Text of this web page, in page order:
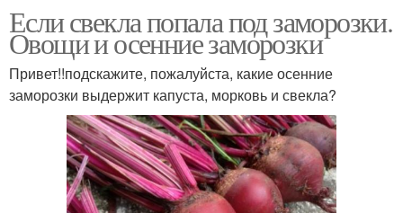
Если свекла попала под заморозки.
Овощи и осенние заморозки
Привет!!подскажите, пожалуйста, какие осенние
заморозки выдержит капуста, морковь и свекла?